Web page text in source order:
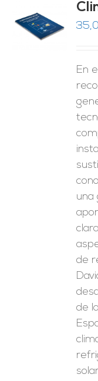
En
una
de
de